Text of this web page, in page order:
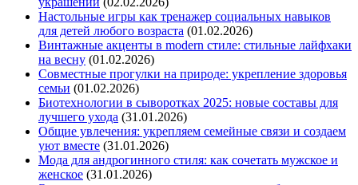
Настольные игры как тренажер социальных навыков
для детей любого возраста (01.02.2026)
Винтажные акценты в modern стиле: стильные лайфхаки
на весну (01.02.2026)
Совместные прогулки на природе: укрепление здоровья
семьи (01.02.2026)
Биотехнологии в сыворотках 2025: новые составы для
лучшего ухода (31.01.2026)
Общие увлечения: укрепляем семейные связи и создаем
уют вместе (31.01.2026)
Мода для андрогинного стиля: как сочетать мужское и
женское (31.01.2026)